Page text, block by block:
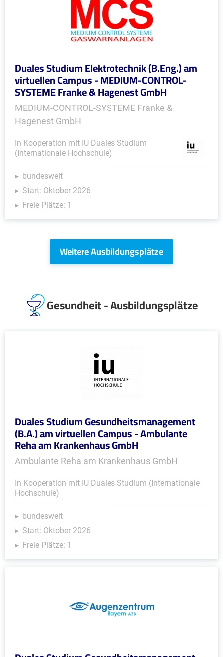
Duales Studium Elektrotechnik (B.Eng.) am
virtuellen Campus - MEDIUM-CONTROL-
SYSTEME Franke & Hagenest GmbH
MEDIUM-CONTROL-SYSTEME Franke &
Hagenest GmbH
In Kooperation mit IU Duales Studium
(Internationale Hochschule)
bundesweit
Start: Oktober 2026
Freie Plätze: 1
Weitere Ausbildungsplätze
Gesundheit - Ausbildungsplätze
Duales Studium Gesundheitsmanagement
(B.A.) am virtuellen Campus - Ambulante
Reha am Krankenhaus GmbH
Ambulante Reha am Krankenhaus GmbH
In Kooperation mit IU Duales Studium (Internationale
Hochschule)
bundesweit
Start: Oktober 2026
Freie Plätze: 1